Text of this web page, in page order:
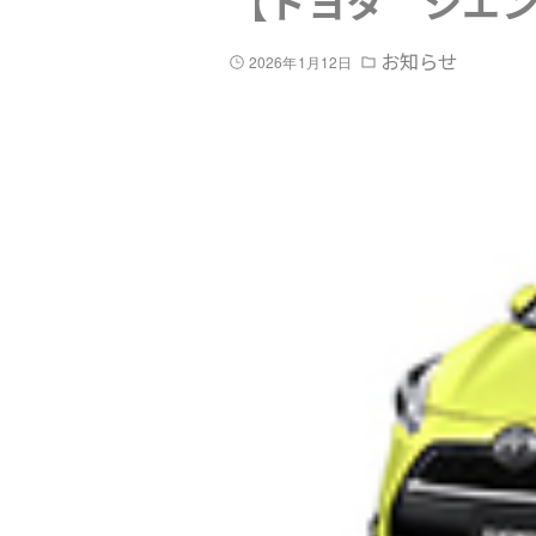
2026年1月12日 お知らせ